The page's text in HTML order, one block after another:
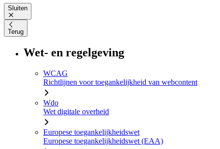
Sluiten
Terug
Wet- en regelgeving
WCAG
Richtlijnen voor toegankelijkheid van webcontent
Wdo
Wet digitale overheid
Europese toegankelijkheidswet
Europese toegankelijkheidswet (EAA)